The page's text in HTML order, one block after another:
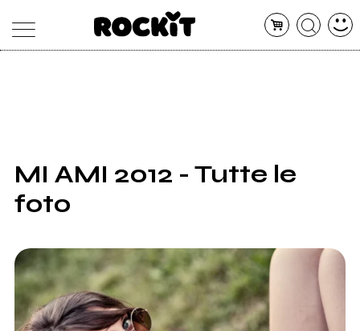
SHOP
RADIO
MI AMI 2012 - Tutte le
foto